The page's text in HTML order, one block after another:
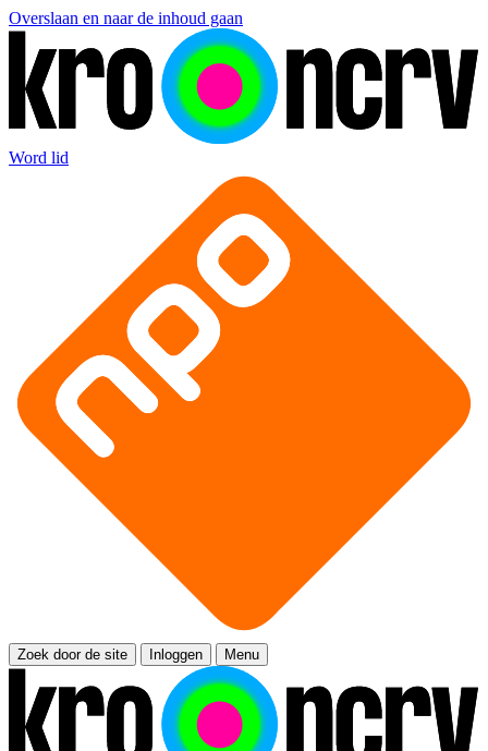
Overslaan en naar de inhoud gaan
Word lid
Zoek door de site Inloggen Menu